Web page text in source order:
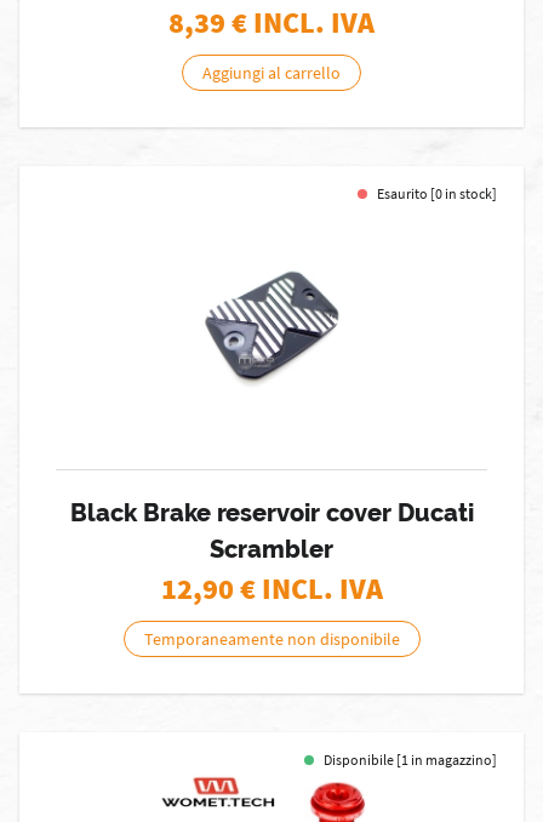
8,39€ INCL. IVA
Aggiungi al carrello
Esaurito [0 in stock]
Black Brake reservoir cover Ducati
Scrambler
12,90€ INCL. IVA
Temporaneamente non disponibile
Disponibile [1 in magazzino]